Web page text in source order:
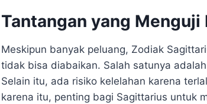
Tantangan yang
Meskipun banyak peluang, Zodiak
tidak bisa diabaikan. Salah satunya
Selain itu, ada risiko kelelahan karena
karena itu, penting bagi Sagittarius untuk